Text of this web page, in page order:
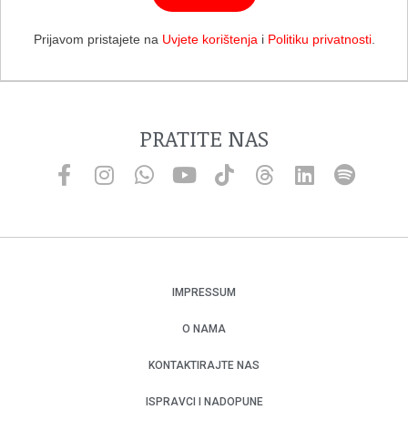
Prijavom pristajete na Uvjete korištenja i Politiku privatnosti.
PRATITE NAS
IMPRESSUM
O NAMA
KONTAKTIRAJTE NAS
ISPRAVCI I NADOPUNE